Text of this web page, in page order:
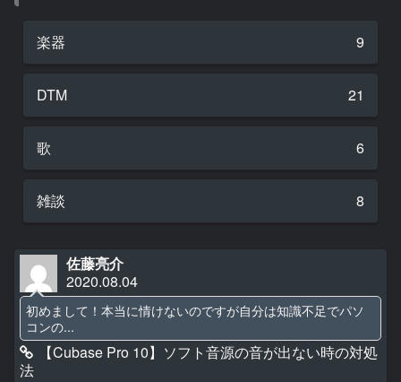
楽器 9
DTM 21
歌 6
雑談 8
佐藤亮介
2020.08.04
初めまして！本当に情けないのですが自分は知識不足でパソ
コンの...
【Cubase Pro 10】ソフト音源の音が出ない時の対処
法